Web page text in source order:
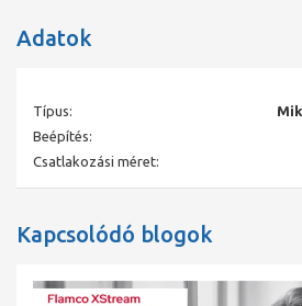
Adatok
Típus:
Beépítés:
Csatlakozási méret:
Kapcsolódó blogok